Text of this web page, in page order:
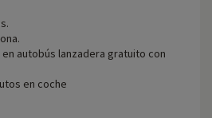
en autobús lanzadera gratuito con
en coche